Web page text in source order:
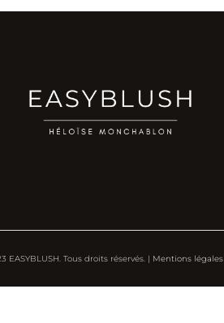
EASYBLUSH. Tous droits réservés. | Mentions légales